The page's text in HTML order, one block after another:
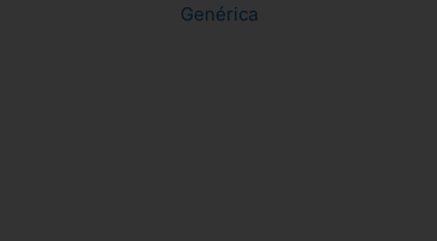
Genérica